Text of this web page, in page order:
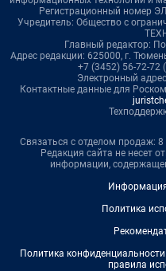
Регистрационный номер
Учредитель: Общество с
Главный редактор:
Адрес редакции: 625000, г.
+7 (3452) 56-72-72
Электронный
Контактные данные для
Связаться с отделом продаж: 8
Редакция сайта не несет
информации,
Политика
Политика
правила